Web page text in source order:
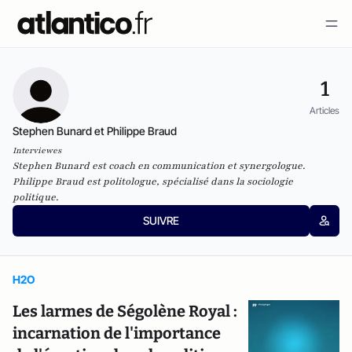
1
Articles
Stephen Bunard et Philippe Braud
Interviewes
Stephen Bunard est coach en communication etsynergologue.
Philippe Braud est politologue, spécialisé dans la sociologie
politique.
SUIVRE
H2O
Les larmes de Ségolène Royal :
incarnation de l'importance